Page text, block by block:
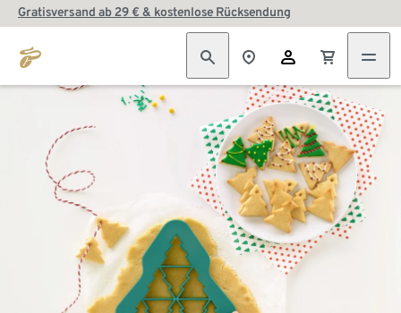
Gratisversand ab 29 € & kostenlose Rücksendung